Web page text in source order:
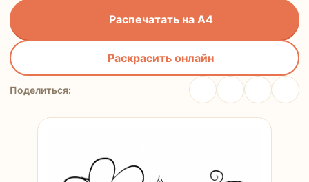
Распечатать на А4
Раскрасить онлайн
Поделиться: